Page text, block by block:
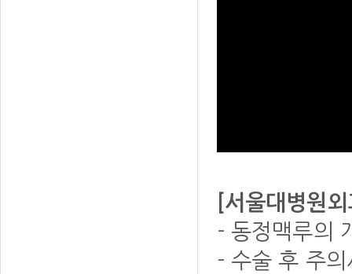
[서울대병원
- 동정맥루의
- 수술 후 주의